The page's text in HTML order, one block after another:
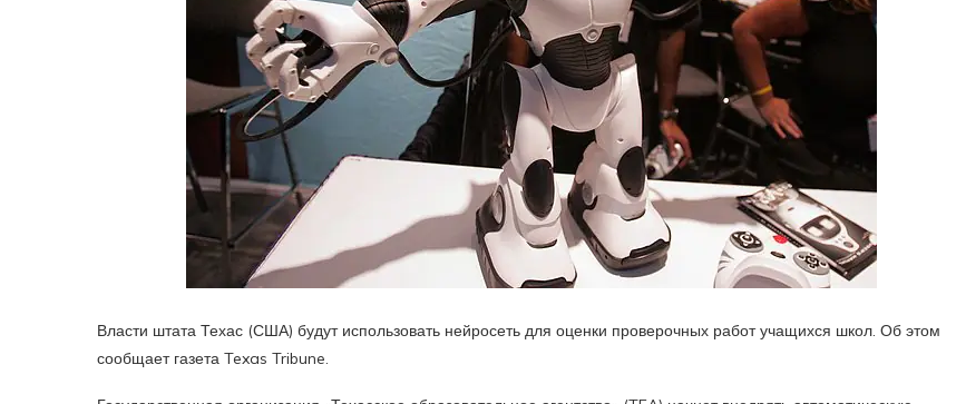
Власти штата Техас (США) будут использовать нейросеть для оценки проверочных работ учащихся школ. Об этом
сообщает газета Texas Tribune.